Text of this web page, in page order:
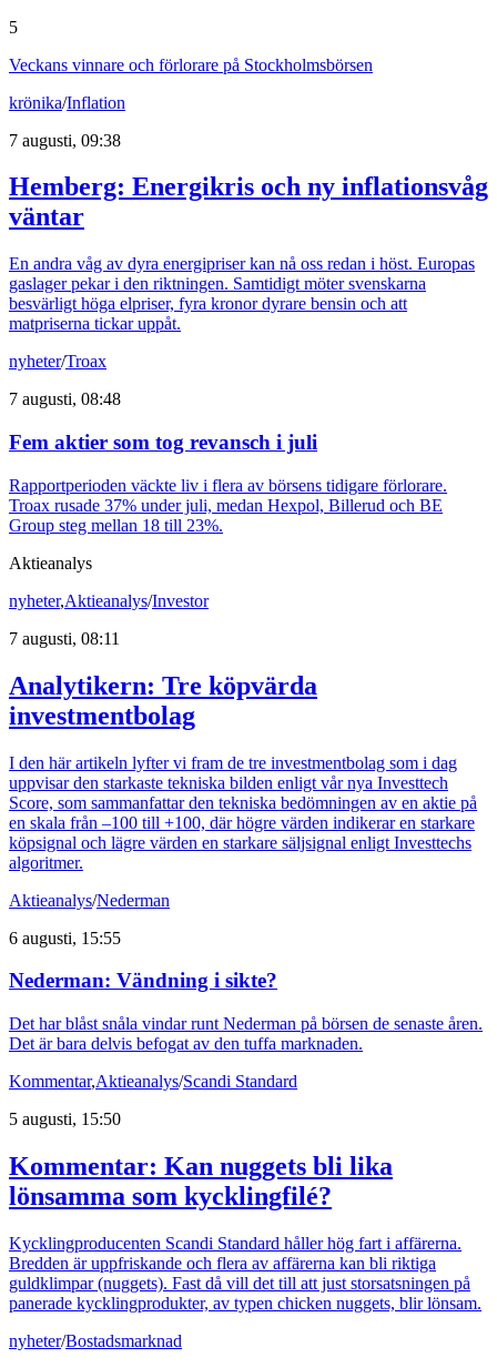
5
Veckans vinnare och förlorare på Stockholmsbörsen
krönika/Inflation
7 augusti, 09:38
Hemberg: Energikris och ny inflationsvåg
väntar
En andra våg av dyra energipriser kan nå oss redan i höst. Europas
gaslager pekar i den riktningen. Samtidigt möter svenskarna
besvärligt höga elpriser, fyra kronor dyrare bensin och att
matpriserna tickar uppåt.
nyheter/Troax
7 augusti, 08:48
Fem aktier som tog revansch i juli
Rapportperioden väckte liv i flera av börsens tidigare förlorare.
Troax rusade 37% under juli, medan Hexpol, Billerud och BE
Group steg mellan 18 till 23%.
Aktieanalys
nyheter,Aktieanalys/Investor
7 augusti, 08:11
Analytikern: Tre köpvärda
investmentbolag
I den här artikeln lyfter vi fram de tre investmentbolag som i dag
uppvisar den starkaste tekniska bilden enligt vår nya Investtech
Score, som sammanfattar den tekniska bedömningen av en aktie på
en skala från –100 till +100, där högre värden indikerar en starkare
köpsignal och lägre värden en starkare säljsignal enligt Investtechs
algoritmer.
Aktieanalys/Nederman
6 augusti, 15:55
Nederman: Vändning i sikte?
Det har blåst snåla vindar runt Nederman på börsen de senaste åren.
Det är bara delvis befogat av den tuffa marknaden.
Kommentar,Aktieanalys/Scandi Standard
5 augusti, 15:50
Kommentar: Kan nuggets bli lika
lönsamma som kycklingfilé?
Kycklingproducenten Scandi Standard håller hög fart i affärerna.
Bredden är uppfriskande och flera av affärerna kan bli riktiga
guldklimpar (nuggets). Fast då vill det till att just storsatsningen på
panerade kycklingprodukter, av typen chicken nuggets, blir lönsam.
nyheter/Bostadsmarknad